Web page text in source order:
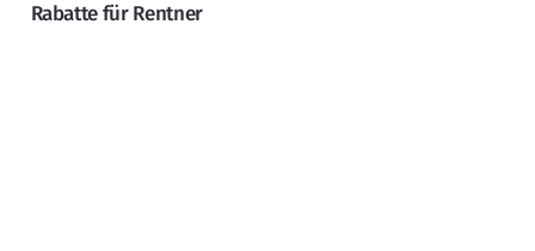
Rabatte für Rentner